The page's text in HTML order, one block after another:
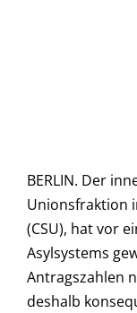
BERLIN. Der
Unionsfraktion
(CSU), hat vor
Asylsystems
Antragszahlen
deshalb